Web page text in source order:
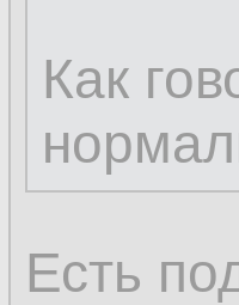
Как
Есть